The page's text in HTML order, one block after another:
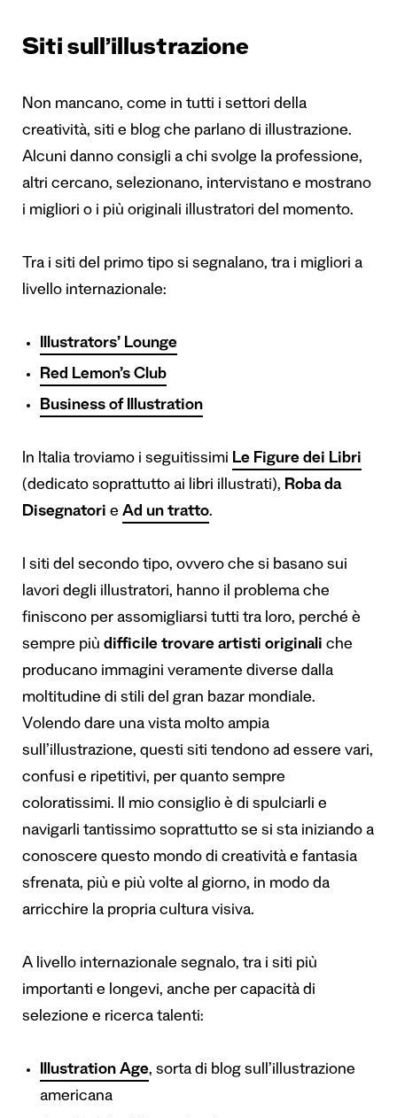
Siti sull’illustrazione
Non mancano, come in tutti i settori della
creatività, siti e blog che parlano di illustrazione.
Alcuni danno consigli a chi svolge la professione,
altri cercano, selezionano, intervistano e mostrano
i migliori o i più originali illustratori del momento.
Tra i siti del primo tipo si segnalano, tra i migliori a
livello internazionale:
Illustrators’ Lounge
Red Lemon’s Club
Business of Illustration
In Italia troviamo i seguitissimi Le Figure dei Libri
(dedicato soprattutto ai libri illustrati), Roba da
Disegnatori e Ad un tratto.
I siti del secondo tipo, ovvero che si basano sui
lavori degli illustratori, hanno il problema che
finiscono per assomigliarsi tutti tra loro, perché è
sempre più difficile trovare artisti originali che
producano immagini veramente diverse dalla
moltitudine di stili del gran bazar mondiale.
Volendo dare una vista molto ampia
sull’illustrazione, questi siti tendono ad essere vari,
confusi e ripetitivi, per quanto sempre
coloratissimi. Il mio consiglio è di spulciarli e
navigarli tantissimo soprattutto se si sta iniziando a
conoscere questo mondo di creatività e fantasia
sfrenata, più e più volte al giorno, in modo da
arricchire la propria cultura visiva.
A livello internazionale segnalo, tra i siti più
importanti e longevi, anche per capacità di
selezione e ricerca talenti:
Illustration Age, sorta di blog sull’illustrazione
americana